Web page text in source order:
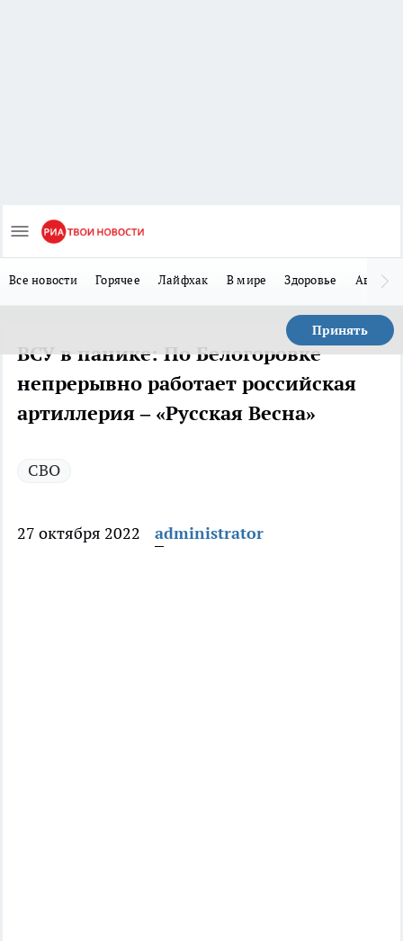
Все новости Горячее Лайфхак В мире Здоровье Авто
Принять
ВСУ в панике: По Белогоровке
непрерывно работает российская
артиллерия – «Русская Весна»
СВО
27 октября 2022 administrator